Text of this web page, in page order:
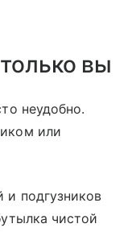
вы
неудобно.
или
и подгузников
чистой